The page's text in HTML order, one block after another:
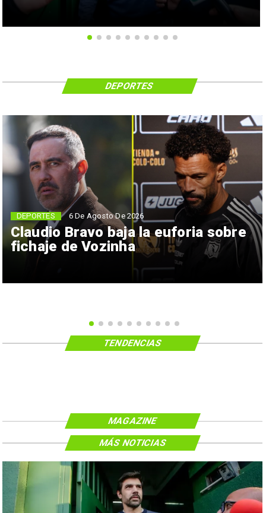
Claudio Bravo baja la euforia sobre
fichaje de Vozinha
DEPORTES 6 De Agosto De 2026
DEPORTES
TENDENCIAS
MAGAZINE
MÁS NOTICIAS